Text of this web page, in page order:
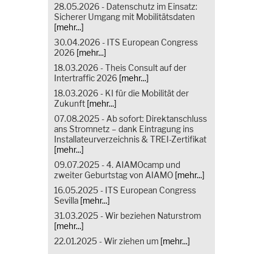
28.05.2026 - Datenschutz im Einsatz:
Sicherer Umgang mit Mobilitätsdaten
[mehr...]
30.04.2026 - ITS European Congress
2026 [mehr...]
18.03.2026 - Theis Consult auf der
Intertraffic 2026 [mehr...]
18.03.2026 - KI für die Mobilität der
Zukunft [mehr...]
07.08.2025 - Ab sofort: Direktanschluss
ans Stromnetz – dank Eintragung ins
Installateurverzeichnis & TREI-Zertifikat
[mehr...]
09.07.2025 - 4. AIAMOcamp und
zweiter Geburtstag von AIAMO [mehr...]
16.05.2025 - ITS European Congress
Sevilla [mehr...]
31.03.2025 - Wir beziehen Naturstrom
[mehr...]
22.01.2025 - Wir ziehen um [mehr...]